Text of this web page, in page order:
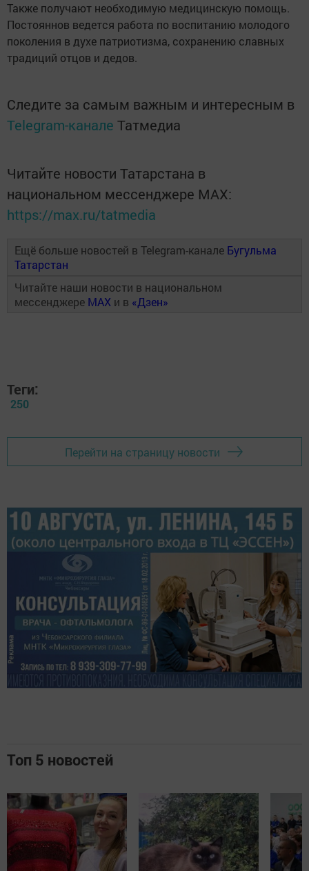
Также получают необходимую медицинскую помощь.
Постояннов ведется работа по воспитанию молодого
поколения в духе патриотизма, сохранению славных
традиций отцов и дедов.
Следите за самым важным и интересным в
Telegram-канале Татмедиа
Читайте новости Татарстана в
национальном мессенджере MАХ:
https://max.ru/tatmedia
Ещё больше новостей в Telegram-канале Бугульма
Татарстан
Читайте наши новости в национальном
мессенджере MAX и в «Дзен»
Теги:
250
Перейти на страницу новости
Топ 5 новостей